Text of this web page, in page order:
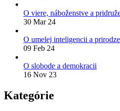
O viere, náboženstve a
30 Mar 24
O umelej inteligencii a
09 Feb 24
O slobode a demokracii
16 Nov 23
Kategórie